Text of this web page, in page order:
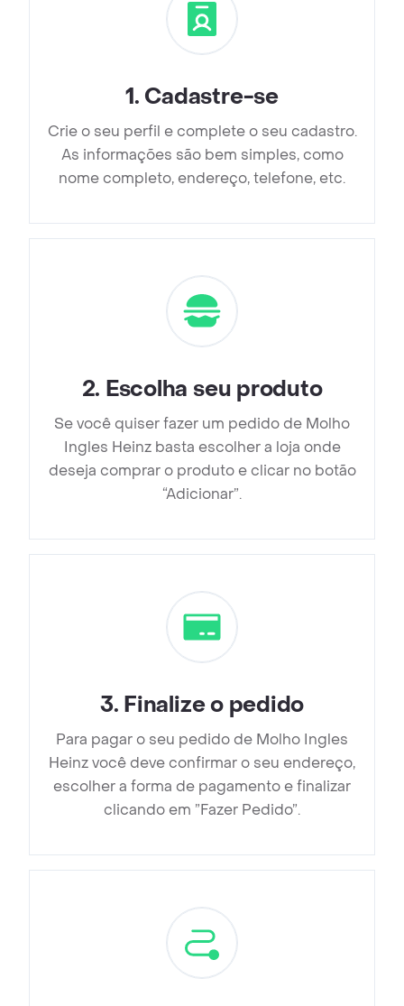
1. Cadastre-se
Crie o seu perfil e complete o seu cadastro.
As informações são bem simples, como
nome completo, endereço, telefone, etc.
2. Escolha seu produto
Se você quiser fazer um pedido de Molho
Ingles Heinz basta escolher a loja onde
deseja comprar o produto e clicar no botão
“Adicionar”.
3. Finalize o pedido
Para pagar o seu pedido de Molho Ingles
Heinz você deve confirmar o seu endereço,
escolher a forma de pagamento e finalizar
clicando em ”Fazer Pedido”.